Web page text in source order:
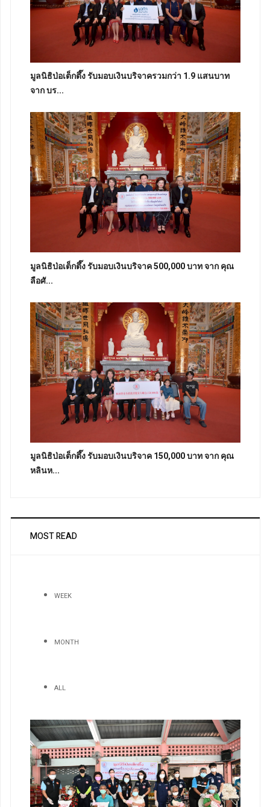
มูลนิธิป่อเต็กตึ๊ง รับมอบเงินบริจาครวมกว่า 1.9 แสนบาท
จาก บร...
มูลนิธิป่อเต็กตึ๊ง รับมอบเงินบริจาค 500,000 บาท จาก คุณ
ลือศั...
มูลนิธิป่อเต็กตึ๊ง รับมอบเงินบริจาค 150,000 บาท จาก คุณ
หลินห...
MOST READ
WEEK
MONTH
ALL